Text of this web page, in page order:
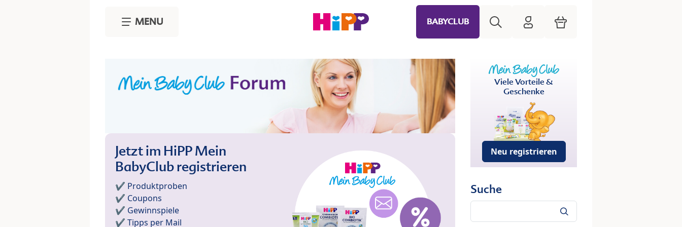
MENU BABYCLUB HiPP Mein Babyclub
Warenkorb
Jetzt im HiPP Mein
BabyClub registrieren
✔️ Produktproben
✔️ Coupons
✔️ Gewinnspiele
✔️ Tipps per Mail
Viele Vorteile &
Geschenke
Neu registrieren
Suche